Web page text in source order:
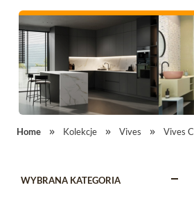
Home Kolekcje Vives Vives
WYBRANA KATEGORIA